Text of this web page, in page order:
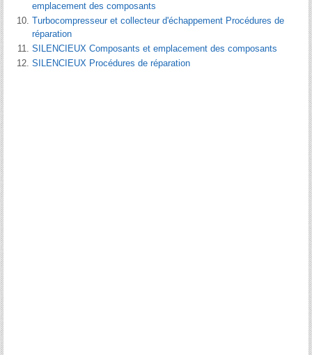
emplacement des composants
Turbocompresseur et collecteur d'échappement Procédures de
réparation
SILENCIEUX Composants et emplacement des composants
SILENCIEUX Procédures de réparation